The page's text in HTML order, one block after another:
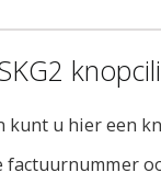
kunt u hier een